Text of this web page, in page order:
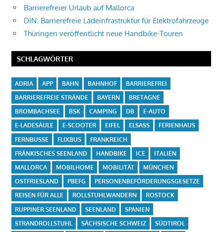
Barrierefreier Urlaub auf Mallorca
DIN: Barrierefreie Ladeinfrastruktur für Elektrofahrzeuge
Thüringen veröffentlicht neue Handbike-Touren
SCHLAGWÖRTER
ADRIA APP BAHN BAHNHOF
BARRIEREFREI
BARRIEREFREIE STRÄNDE
BAYERN
BRETAGNE
BROMBACHSEE
BSK CAMPING DB
E-AUTO
E-LADESÄULE
E-SCOOTER EIFEL ELSASS
FERIENHAUS
FERNBUSSE
FLIXBUS
FRANKREICH
FRÄNKISCHES SEENLAND
HANDBIKE ICE
ITALIEN
MALLORCA
MOBILHOME MOBILITÄT
MÜNCHEN
OSTFRIESLAND
PBEFG
PERSONENBEFÖRDERUNGSGESETZE
REISEN FÜR ALLE
ROLLSTUHLWANDERN
ROSTOCK
RUPPINER SEENLAND
SEENLAND
SPANIEN
STRANDROLLSTUHL
SÄCHSISCHE SCHWEIZ
SÜDTIROL